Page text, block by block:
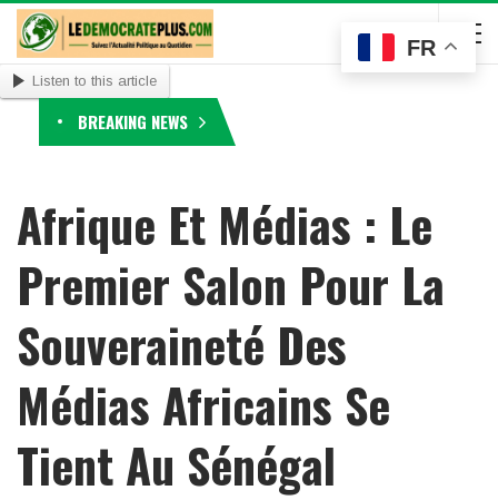
Listen to this article
BREAKING NEWS
Afrique Et Médias : Le
Premier Salon Pour La
Souveraineté Des
Médias Africains Se
Tient Au Sénégal
FR